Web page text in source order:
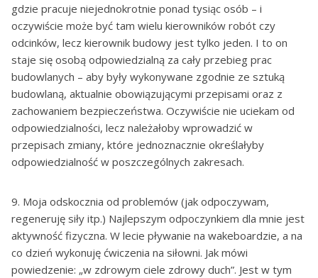
gdzie pracuje niejednokrotnie ponad tysiąc osób – i
oczywiście może być tam wielu kierowników robót czy
odcinków, lecz kierownik budowy jest tylko jeden. I to on
staje się osobą odpowiedzialną za cały przebieg prac
budowlanych – aby były wykonywane zgodnie ze sztuką
budowlaną, aktualnie obowiązującymi przepisami oraz z
zachowaniem bezpieczeństwa. Oczywiście nie uciekam od
odpowiedzialności, lecz należałoby wprowadzić w
przepisach zmiany, które jednoznacznie określałyby
odpowiedzialność w poszczególnych zakresach.
9. Moja odskocznia od problemów (jak odpoczywam,
regeneruję siły itp.) Najlepszym odpoczynkiem dla mnie jest
aktywność fizyczna. W lecie pływanie na wakeboardzie, a na
co dzień wykonuję ćwiczenia na siłowni. Jak mówi
powiedzenie: „w zdrowym ciele zdrowy duch”. Jest w tym